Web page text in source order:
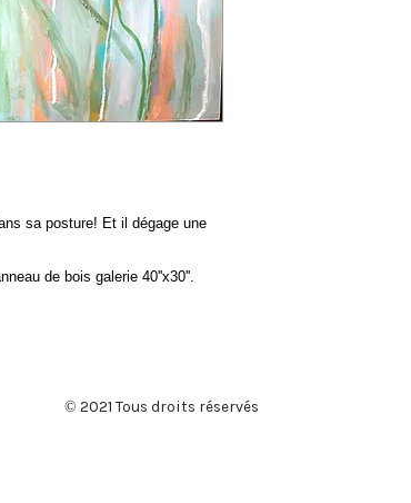
sa posture! Et il dégage une
de bois galerie 40''x30''.
© 2021 Tous droits réservés